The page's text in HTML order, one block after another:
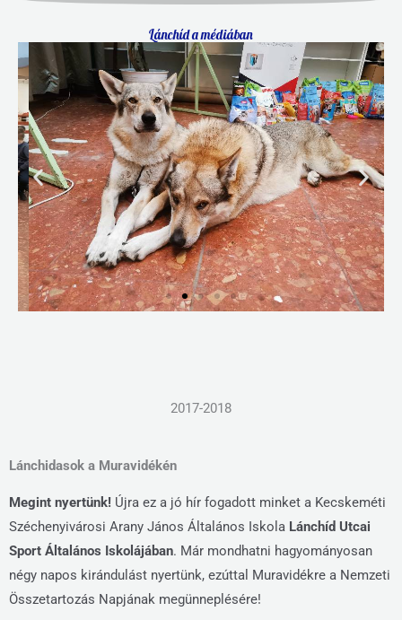
Lánchíd a médiában
Állatok világnapja
Tovább a cikkre!
2017-2018
Lánchidasok a Muravidékén
Megint nyertünk! Újra ez a jó hír fogadott minket a Kecskeméti
Széchenyivárosi Arany János Általános Iskola Lánchíd Utcai
Sport Általános Iskolájában. Már mondhatni hagyományosan
négy napos kirándulást nyertünk, ezúttal Muravidékre a Nemzeti
Összetartozás Napjának megünneplésére!